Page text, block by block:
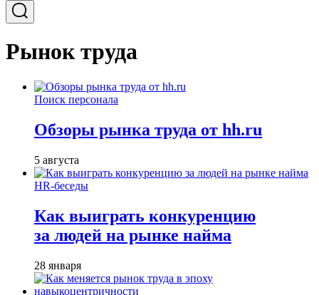
Рынок труда
Поиск персонала
Обзоры рынка труда от hh.ru
5 августа
HR-беседы
Как выиграть конкуренцию
за людей на рынке найма
28 января